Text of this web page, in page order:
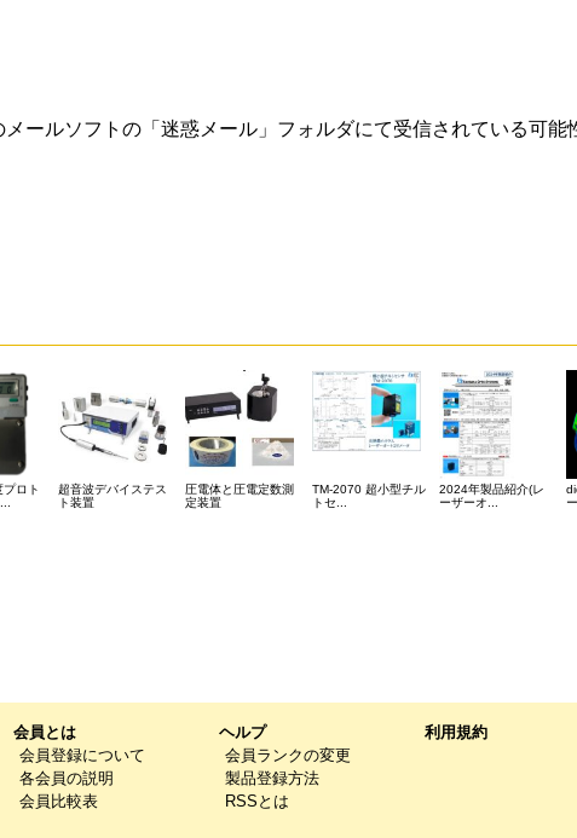
ールソフトの「迷惑メール」フォルダにて受信されている可能
ロト
超音波デバイステス
ト装置
圧電体と圧電定数測
定装置
TM-2070 超小型チル
トセ...
2024年製品紹介(レ
ーザーオ...
会員とは
会員登録について
各会員の説明
会員比較表
ヘルプ
会員ランクの変更
製品登録方法
RSSとは
利用規約